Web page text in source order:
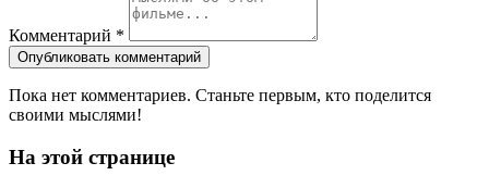
Комментарий *
Опубликовать комментарий
Пока нет комментариев. Станьте первым, кто поделится
своими мыслями!
На этой странице